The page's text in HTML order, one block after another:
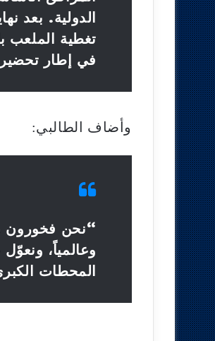
الدولية. بعد
تغطية الملعب
في إطار
وأضاف الطالبي:
“نحن فخورون
وعالمياً،
المحطات